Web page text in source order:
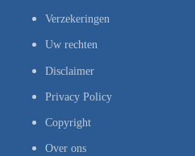
Verzekeringen
Uw rechten
Disclaimer
Privacy Policy
Copyright
Over ons